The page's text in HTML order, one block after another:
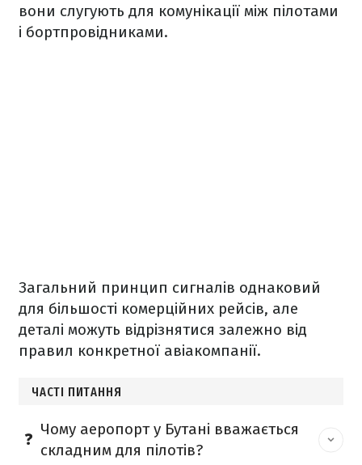
вони слугують для комунікації між пілотами
і бортпровідниками.
Загальний принцип сигналів однаковий
для більшості комерційних рейсів, але
деталі можуть відрізнятися залежно від
правил конкретної авіакомпанії.
ЧАСТІ ПИТАННЯ
Чому аеропорт у Бутані вважається
складним для пілотів?